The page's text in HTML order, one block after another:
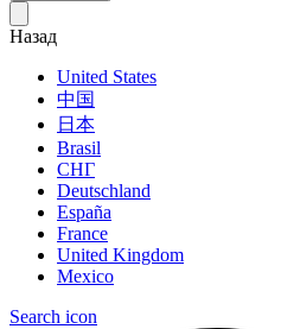
Назад
United States
中国
日本
Brasil
СНГ
Deutschland
España
France
United Kingdom
Mexico
Search icon